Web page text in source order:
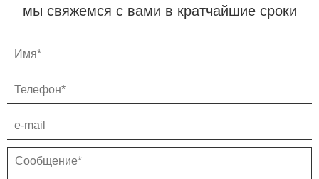
мы свяжемся с вами в кратчайшие сроки